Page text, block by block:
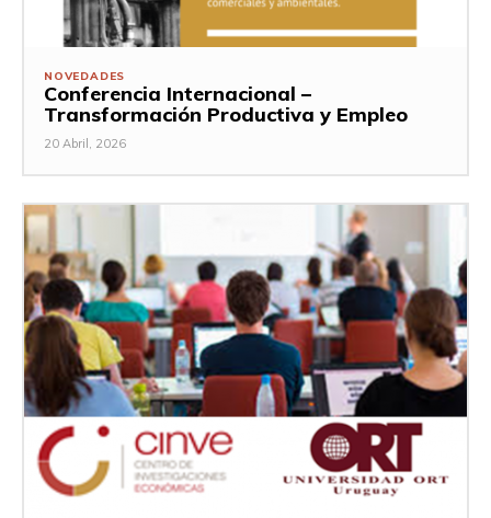
NOVEDADES
Conferencia Internacional –
Transformación Productiva y Empleo
20 Abril, 2026